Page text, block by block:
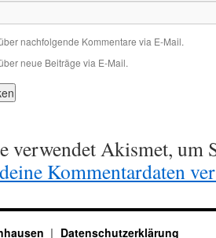
nachfolgende Kommentare via E-Mail.
neue Beiträge via E-Mail.
verwendet Akismet, um
Kommentardaten
Datenschutzerklärung